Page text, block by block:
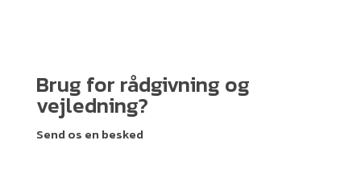
Brug for rådgivning og
vejledning?
Send os en besked